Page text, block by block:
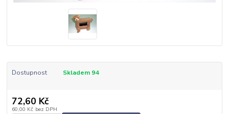
Dostupnost Skladem 94
72,60 Kč
60,00 Kč bez DPH